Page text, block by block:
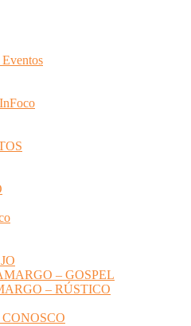
– GOSPEL
– RÚSTICO
CONOSCO